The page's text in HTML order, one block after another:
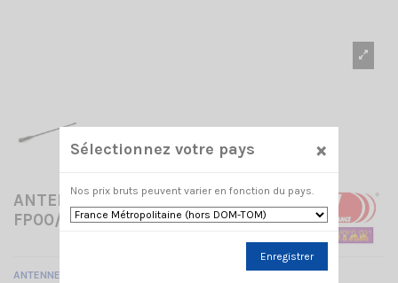
ANTENNE BIBANDE CRT
FP00/1FP/2FP
ANTENNE DE RECHANGE POUR TALKY CRT FP00/1FP/2FP
Sélectionnez votre pays ×
Nos prix bruts peuvent varier en fonction du pays.
Enregistrer